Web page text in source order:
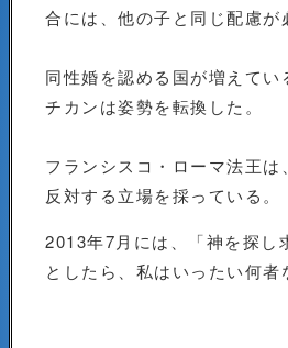
合には、他の子と同じ配慮が
同性婚を認める国が増えて
チカンは姿勢を転換した。
フランシスコ・ローマ法王は
反対する立場を採っている。
2013年7月には、「神を探し
としたら、私はいったい何者